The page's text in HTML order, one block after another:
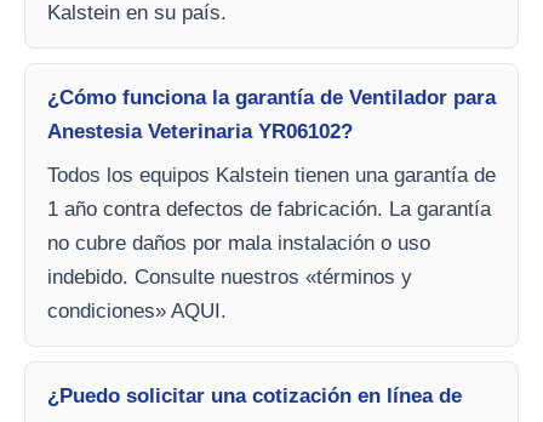
Kalstein en su país.
¿Cómo funciona la garantía de Ventilador para
Anestesia Veterinaria YR06102?
Todos los equipos Kalstein tienen una garantía de
1 año contra defectos de fabricación. La garantía
no cubre daños por mala instalación o uso
indebido. Consulte nuestros «términos y
condiciones» AQUI.
¿Puedo solicitar una cotización en línea de